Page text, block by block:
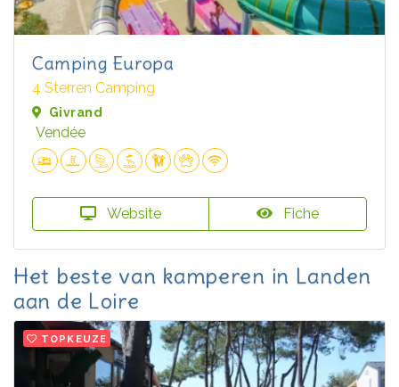
Camping Europa
4 Sterren Camping
Givrand
Vendée
Website Fiche
Het beste van kamperen in Landen
aan de Loire
TOPKEUZE